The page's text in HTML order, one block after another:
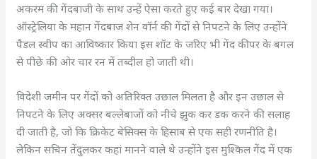
अकरम की गेंदबाजी के साथ उन्हें ऐसा करते हुए कई बार देखा गया।
ऑस्ट्रेलिया के महान गेंदबाज शेन वॉर्न की गेंदों से निपटने के लिए उन्होंने
पैडल स्वीप का आविष्कार किया इस शॉट के जरिए भी गेंद कीपर के बगल
से पीछे की ओर चार रन में तब्दील हो जाती थी।
विदेशी जमीन पर गेंदों को अतिरिक्त उछाल मिलता है और इन उछाल से
निपटने के लिए अक्सर बल्लेबाजों को नीचे झुक कर डक करने की सलाह
दी जाती है, जो कि क्रिकेट बेसिक्स के हिसाब से एक सही रणनीति है।
लेकिन सचिन तेंदुलकर कहां मानने वाले थे उन्होंने इस मुश्किल गेंद में एक